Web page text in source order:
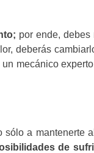
por ende, debes
deberás
mecánico
a mantenerte
de